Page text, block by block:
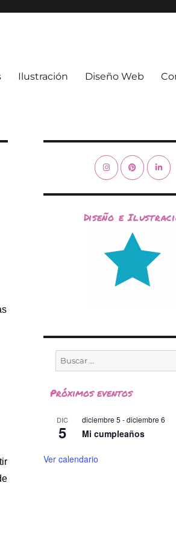
Ilustración Diseño Web
Diseño e
Buscar
por:
Próximos eventos
DIC
5
diciembre 5 -diciembre 6
Mi cumpleaños
Ver calendario